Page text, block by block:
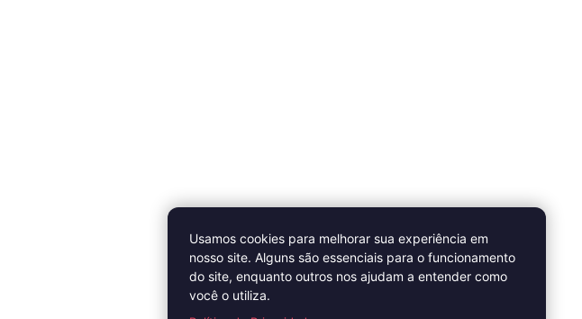
Usamos cookies para melhorar sua experiência em
nosso site. Alguns são essenciais para o funcionamento
do site, enquanto outros nos ajudam a entender como
você o utiliza.